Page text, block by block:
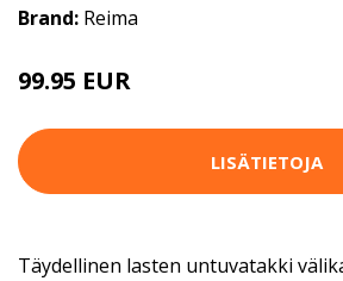
Brand: Reima
99.95 EUR
LISÄTIETOJA
Täydellinen lasten untuvatakki